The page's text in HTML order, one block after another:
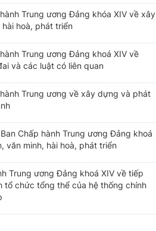
Trung ương Đảng khóa XIV về xây
hoà, phát triển
Trung ương Đảng khoá XIV về
và các luật có liên quan
Trung ương về xây dựng và phát
Chấp hành Trung ương Đảng khoá
văn minh, hài hoà, phát triển
Trung ương Đảng khoá XIV về tiếp
tổ chức tổng thể của hệ thống chính